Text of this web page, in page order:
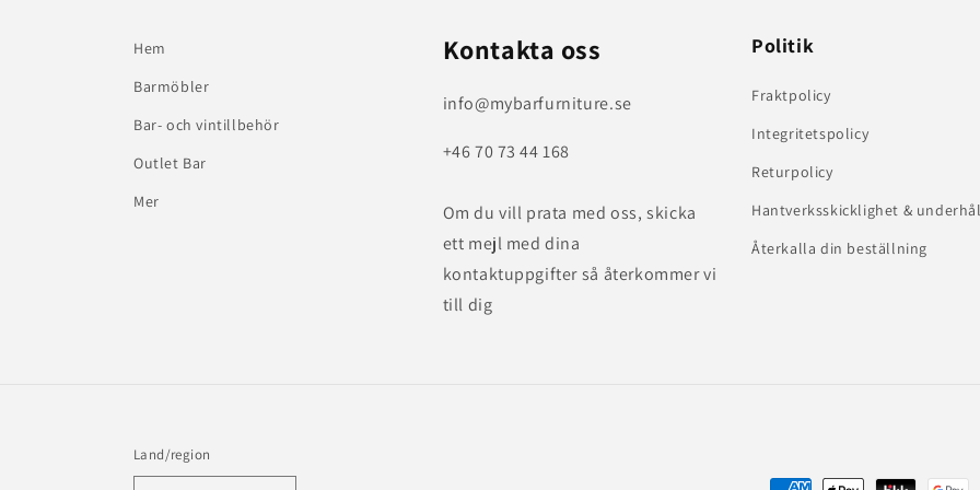
Hem
Barmöbler
Bar- och vintillbehör
Outlet Bar
Mer
Kontakta oss
info@mybarfurniture.se
+46 70 73 44 168
Om du vill prata med oss, skicka
ett mejl med dina
kontaktuppgifter så återkommer vi
till dig
Politik
Fraktpolicy
Integritetspolicy
Returpolicy
Hantverksskicklighet &
Återkalla din beställning
Land/region